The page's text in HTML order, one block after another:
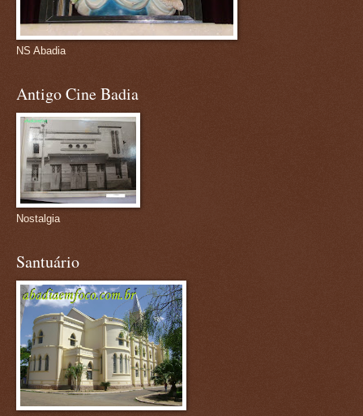
NS Abadia
Antigo Cine Badia
Nostalgia
Santuário